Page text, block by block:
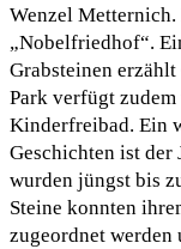
Wenzel Metternich.
„Nobelfriedhof“.
Grabsteinen
Park verfügt zudem
Kinderfreibad. Ein
Geschichten ist
wurden jüngst bis
Steine konnten
zugeordnet werden